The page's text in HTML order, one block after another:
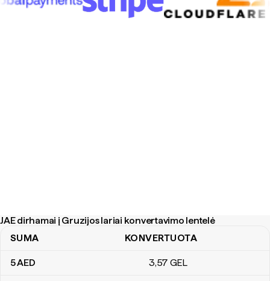
JAE dirhamai į Gruzijos lariai konvertavimo lentelė
JAE dirhamai į Gruzijos lariai konvertavimo lentelė
SUMA KONVERTUOTA
5AED 3,57 GEL